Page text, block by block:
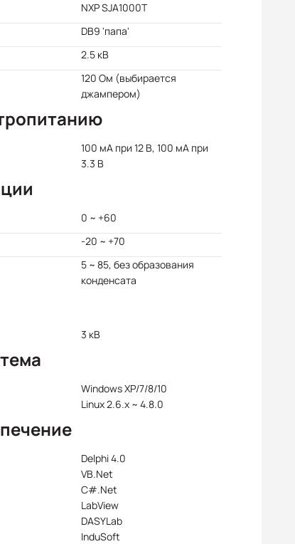
NXP SJA1000T
DB9 'папа'
2.5 кВ
120 Ом (выбирается
джампером)
100 мА при 12 В, 100 мА при
3.3 В
0 ~ +60
-20 ~ +70
5 ~ 85, без образования
конденсата
3 кВ
Windows XP/7/8/10
Linux 2.6.x ~ 4.8.0
Delphi 4.0
VB.Net
C#.Net
LabView
DASYLab
InduSoft